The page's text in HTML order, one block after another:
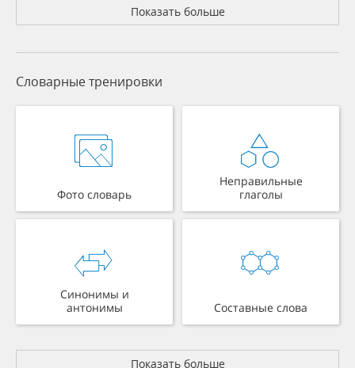
Показать больше
Словарные тренировки
Фото словарь
Неправильные
глаголы
Синонимы и
антонимы
Составные слова
Показать больше